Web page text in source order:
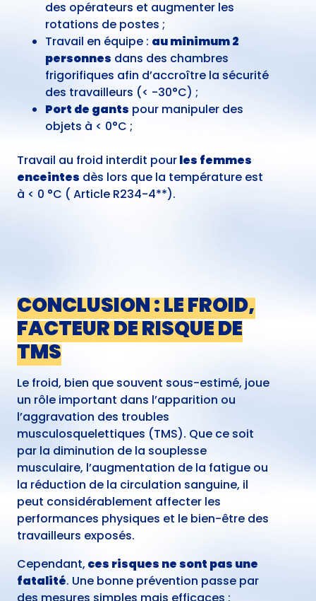
des opérateurs et augmenter les
rotations de postes ;
Travail en équipe : au minimum 2
personnes dans des chambres
frigorifiques afin d’accroître la sécurité
des travailleurs (< -30°C) ;
Port de gants pour manipuler des
objets à < 0°C ;
Travail au froid interdit pourles femmes
enceintes dès lors que la température est
à < 0 °C ( Article R234-4**).
CONCLUSION : LE FROID,
FACTEUR DE RISQUE DE
TMS
Le froid, bien que souvent sous-estimé, joue
un rôle important dans l’apparition ou
l’aggravation des troubles
musculosquelettiques (TMS). Que ce soit
par la diminution de la souplesse
musculaire, l’augmentation de la fatigue ou
la réduction de la circulation sanguine, il
peut considérablement affecter les
performances physiques et le bien-être des
travailleurs exposés.
Cependant, ces risques ne sont pas une
fatalité. Une bonne prévention passe par